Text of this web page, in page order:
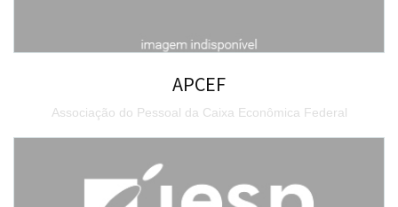
APCEF
Associação do Pessoal da Caixa Econômica Federal